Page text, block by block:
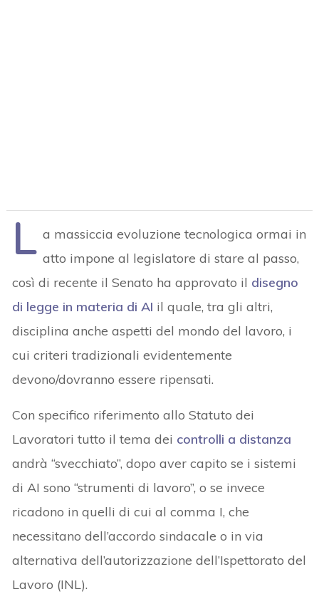
L a massiccia evoluzione tecnologica ormai in
atto impone al legislatore di stare al passo,
così di recente il Senato ha approvato il disegno
di legge in materia di AI il quale, tra gli altri,
disciplina anche aspetti del mondo del lavoro, i
cui criteri tradizionali evidentemente
devono/dovranno essere ripensati.
Con specifico riferimento allo Statuto dei
Lavoratori tutto il tema dei controlli a distanza
andrà “svecchiato”, dopo aver capito se i sistemi
di AI sono “strumenti di lavoro”, o se invece
ricadono in quelli di cui al comma I, che
necessitano dell’accordo sindacale o in via
alternativa dell’autorizzazione dell’Ispettorato del
Lavoro (INL).